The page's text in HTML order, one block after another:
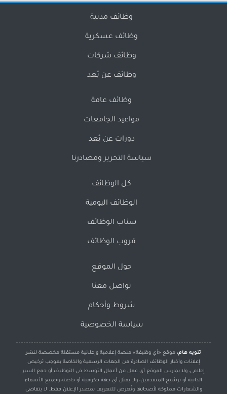
وظائف مدنية
وظائف عسكرية
وظائف شركات
وظائف عن بُعد
وظائف عامة
مواعيد الجامعات
دورات عن بُعد
سياسة التحرير ومصادرنا
كل الوظائف
الوظائف اليومية
سناب الوظائف
قروب الوظائف
حول الموقع
تواصل معنا
شروط وأحكام
سياسة الخصوصية
تنويه هام: موقع «أي وظيفة» منصة إعلامية وإعلانية مستقلة مخصصة لنشر
إعلانات وأخبار الوظائف الصادرة من الجهات الرسمية والخاصة بموجب ترخيص
إعلامي، ولا يمارس الموقع أي عمل من أعمال التوسط في التوظيف أو جمع السير
الذاتية أو ترشيح المتقدمين، ولا يمثل أي جهة حكومية أو خاصة، وجميع الأسماء
والشعارات مملوكة لأصحابها وتُعرض للتعريف بمصدر الإعلان فقط. لا يتقاضى